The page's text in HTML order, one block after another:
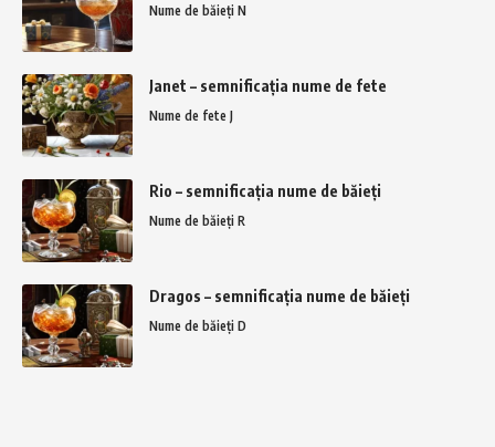
Nume de băieți N
Janet – semnificația nume de fete
Nume de fete J
Rio – semnificația nume de băieți
Nume de băieți R
Dragos – semnificația nume de băieți
Nume de băieți D